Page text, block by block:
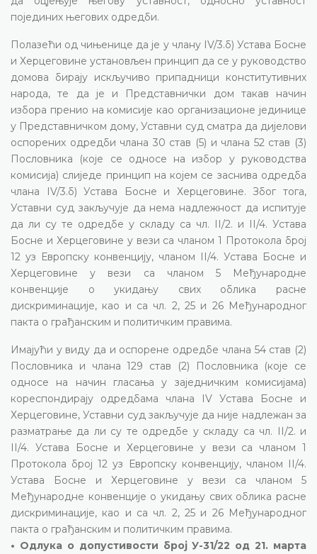
појединих његових одредби.
Полазећи од чињенице да је у члану IV/3.б) Устава Босне
и Херцеговине установљен принцип да се у руководство
домова бирају искључиво припадници конститутивних
народа, те да је и Представнички дом такав начин
избора пренио на комисије као организационе јединице
у Представничком дому, Уставни суд сматра да дијелови
оспорених одредби члана 30 став (5) и члана 52 став (3)
Пословника (које се односе на избор у руководства
комисија) слиједе принцип на којем се заснива одредба
члана IV/3.б) Устава Босне и Херцеговине. Због тога,
Уставни суд закључује да нема надлежност да испитује
да ли су те одредбе у складу са чл. II/2. и II/4. Устава
Босне и Херцеговине у вези са чланом 1 Протокола број
12 уз Европску конвенцију, чланом II/4. Устава Босне и
Херцеговине у вези са чланом 5 Међународне
конвенције о укидању свих облика расне
дискриминације, као и са чл. 2, 25 и 26 Међународног
пакта о грађанским и политичким правима.
Имајући у виду да и оспорене одредбе члана 54 став (2)
Пословника и члана 129 став (2) Пословника (које се
односе на начин гласања у заједничким комисијама)
кореспондирају одредбама члана IV Устава Босне и
Херцеговине, Уставни суд закључује да није надлежан за
разматрање да ли су те одредбе у складу са чл. II/2. и
II/4. Устава Босне и Херцеговине у вези са чланом 1
Протокола број 12 уз Европску конвенцију, чланом II/4.
Устава Босне и Херцеговине у вези са чланом 5
Међународне конвенције о укидању свих облика расне
дискриминације, као и са чл. 2, 25 и 26 Међународног
пакта о грађанским и политичким правима.
• Одлука о допустивости број У-31/22 од 21. марта